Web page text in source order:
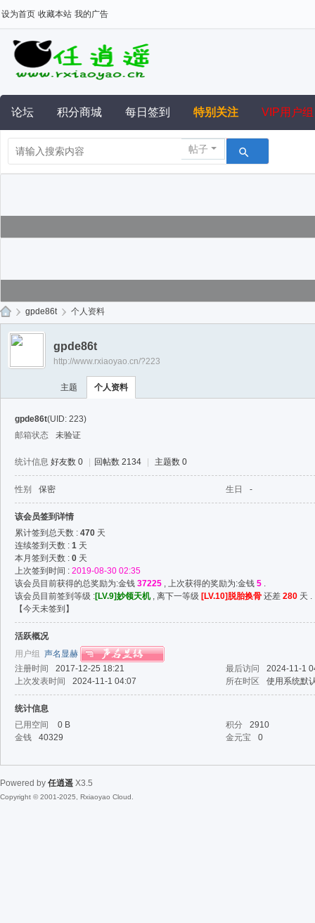
设为首页 收藏本站 我的广告
论坛 积分商城 每日签到 特别关注 VIP用户组
帖子
任
遥
› gpde86t › 个人资料
gpde86t
http://www.rxiaoyao.cn/?223
主题 个人资料
gpde86t(UID: 223)
邮箱状态
未验证
统计信息 好友数 0 回帖数 2134 主题数 0
性别 保密 生日 -
该会员签到详情
累计签到总天数 : 470 天
连续签到天数 : 1 天
本月签到天数 : 0 天
上次签到时间 : 2019-08-30 02:35
该会员目前获得的总奖励为:金钱 37225 , 上次获得的奖励为:金钱 5 .
该会员目前签到等级 :[LV.9]妙领天机, 离下一等级 [LV.10]脱胎换骨 还差 280 天 .
【今天未签到 】
活跃概况
用户组 声名显赫
注册时间
2017-12-25 18:21 最后访问
2024-11-1
上次发表时间
2024-11-1 04:07 所在时区 使用系统默
统计信息
已用空间
0 B 积分
2910
金钱
40329 金元宝 0
Powered by 任逍遥 X3.5
Copyright © 2001-2025, Rxiaoyao Cloud.